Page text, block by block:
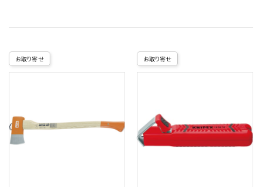
お取り寄せ お取り寄せ